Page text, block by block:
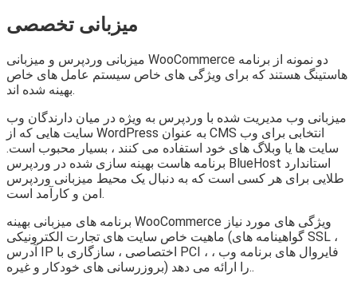
میزبانی تخصصی
میزبانی وردپرس و میزبانی WooCommerce دو نمونه از برنامه
هاستینگ هستند که برای ویژگی های خاص سیستم عامل های خاص
بهینه شده اند.
میزبانی وب مدیریت شده با وردپرس به ویژه در میان دارندگان وب
سایت هایی که از WordPress به عنوان CMS انتخابی برای وب
سایت ها یا وبلاگ های خود استفاده می کنند ، بسیار محبوب است.
برنامه هاست بهینه سازی شده در وردپرس BlueHost استاندارد
طلایی برای هر کسی است که به دنبال یک محیط میزبانی وردپرس
امن و کارآمد است.
برنامه های میزبانی بهینه WooCommerce ویژگی های مورد نیاز
ماهیت خاص سایت های تجارت الکترونیکی (گواهینامه های SSL ،
آدرس IP اختصاصی ، سازگاری با PCI ، فایروال های برنامه وب ،
بروزرسانی های خودکار و غیره) را ارائه می دهد..